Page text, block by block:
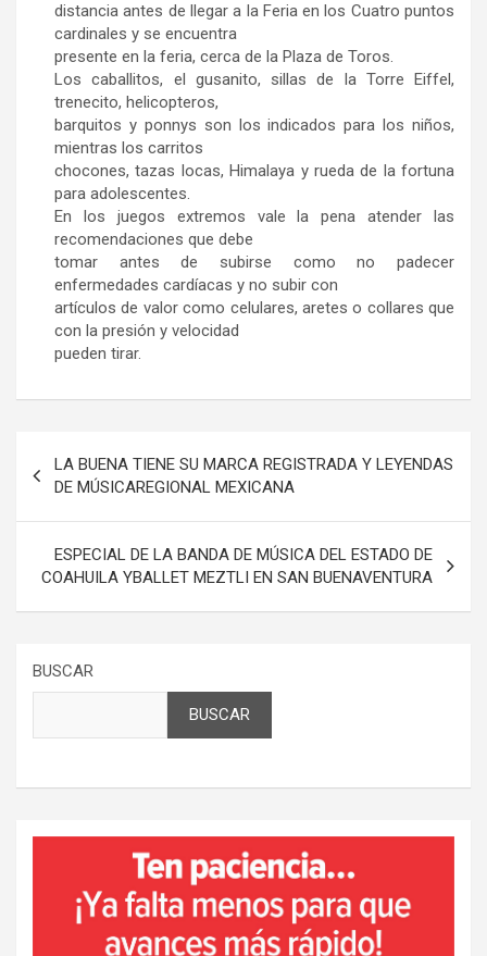
distancia antes de llegar a la Feria en los Cuatro puntos
cardinales y se encuentra
presente en la feria, cerca de la Plaza de Toros.
Los caballitos, el gusanito, sillas de la Torre Eiffel,
trenecito, helicopteros,
barquitos y ponnys son los indicados para los niños,
mientras los carritos
chocones, tazas locas, Himalaya y rueda de la fortuna
para adolescentes.
En los juegos extremos vale la pena atender las
recomendaciones que debe
tomar antes de subirse como no padecer
enfermedades cardíacas y no subir con
artículos de valor como celulares, aretes o collares que
con la presión y velocidad
pueden tirar.
de
entradas
LA BUENA TIENE SU MARCA REGISTRADA Y LEYENDAS
DE MÚSICAREGIONAL MEXICANA
ESPECIAL DE LA BANDA DE MÚSICA DEL ESTADO DE
COAHUILA YBALLET MEZTLI EN SAN BUENAVENTURA
BUSCAR
BUSCAR